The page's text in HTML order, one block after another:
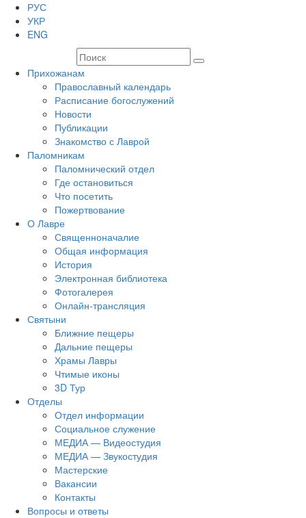
РУС
УКР
ENG
Прихожанам
Православный календарь
Расписание богослужений
Новости
Публикации
Знакомство с Лаврой
Паломникам
Паломнический отдел
Где остановиться
Что посетить
Пожертвование
О Лавре
Священноначалие
Общая информация
История
Электронная библиотека
Фотогалерея
Онлайн-трансляция
Святыни
Ближние пещеры
Дальние пещеры
Храмы Лавры
Чтимые иконы
3D Тур
Отделы
Отдел информации
Социальное служение
МЕДИА — Видеостудия
МЕДИА — Звукостудия
Мастерские
Вакансии
Контакты
Вопросы и ответы